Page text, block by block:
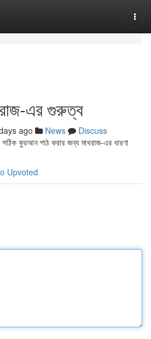
এর গুরুত্ব
ago News
Discuss
সঠিক কুরআন পাঠ করার জন্য মাখরাজ-এর ধারণা
Upvoted